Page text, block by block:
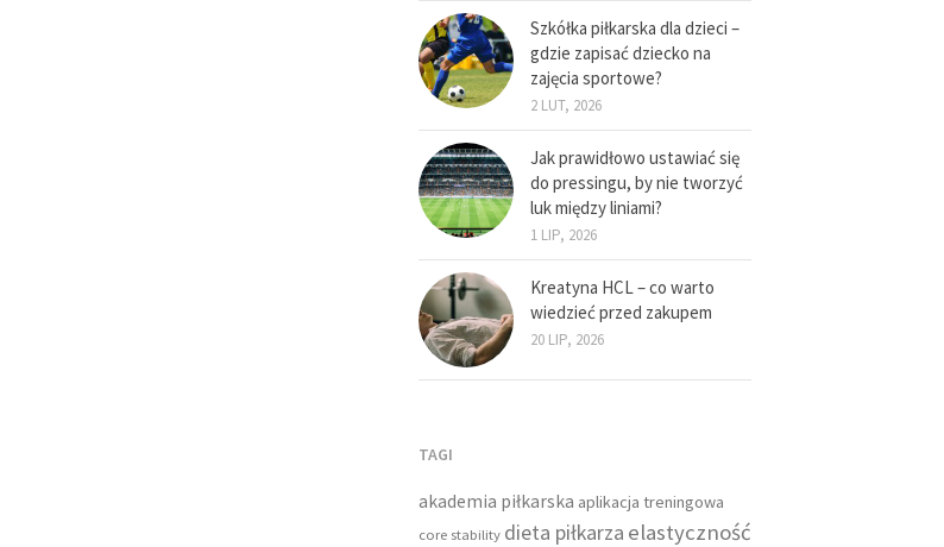
Szkółka piłkarska dla dzieci –
gdzie zapisać dziecko na
zajęcia sportowe?
2 LUT, 2026
Jak prawidłowo ustawiać się
do pressingu, by nie tworzyć
luk między liniami?
1 LIP, 2026
Kreatyna HCL – co warto
wiedzieć przed zakupem
20 LIP, 2026
TAGI
akademia piłkarska aplikacja treningowa
core stability dieta piłkarza elastyczność